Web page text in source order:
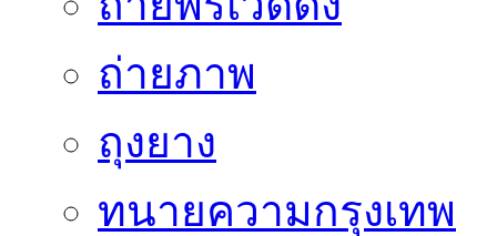
ถ่ายภาพ
ถุงยาง
ทนายความกรุงเทพ